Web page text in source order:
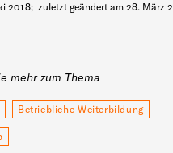
2018; zuletzt geändert am 28. März
mehr zum Thema
Betriebliche Weiterbildung